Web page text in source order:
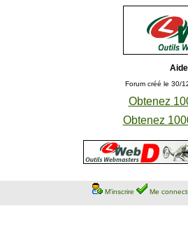
Forum créé le 30/
Obtenez
Obtenez
M'inscrire Me